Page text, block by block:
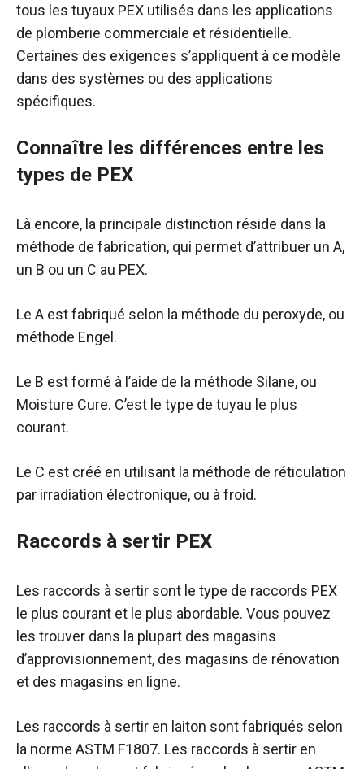
tous les tuyaux PEX utilisés dans les applications
de plomberie commerciale et résidentielle.
Certaines des exigences s’appliquent à ce modèle
dans des systèmes ou des applications
spécifiques.
Connaître les différences entre les
types de PEX
Là encore, la principale distinction réside dans la
méthode de fabrication, qui permet d’attribuer un A,
un B ou un C au PEX.
Le A est fabriqué selon la méthode du peroxyde, ou
méthode Engel.
Le B est formé à l’aide de la méthode Silane, ou
Moisture Cure. C’est le type de tuyau le plus
courant.
Le C est créé en utilisant la méthode de réticulation
par irradiation électronique, ou à froid.
Raccords à sertir PEX
Les raccords à sertir sont le type de raccords PEX
le plus courant et le plus abordable. Vous pouvez
les trouver dans la plupart des magasins
d’approvisionnement, des magasins de rénovation
et des magasins en ligne.
Les raccords à sertir en laiton sont fabriqués selon
la norme ASTM F1807. Les raccords à sertir en